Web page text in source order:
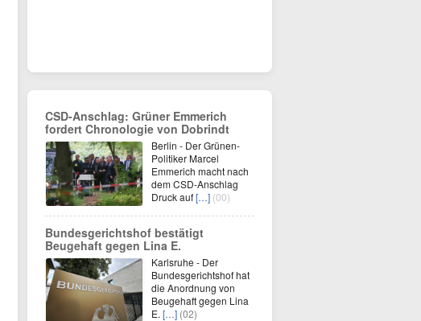
CSD-Anschlag: Grüner Emmerich
fordert Chronologie von Dobrindt
Berlin - Der Grünen-
Politiker Marcel
Emmerich macht nach
dem CSD-Anschlag
Druck auf[…] (00)
Bundesgerichtshof bestätigt
Beugehaft gegen Lina E.
Karlsruhe - Der
Bundesgerichtshof hat
die Anordnung von
Beugehaft gegen Lina
E. […] (02)